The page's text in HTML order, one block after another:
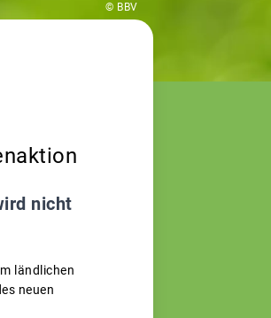
© BBV
nicht
ländlichen
neuen